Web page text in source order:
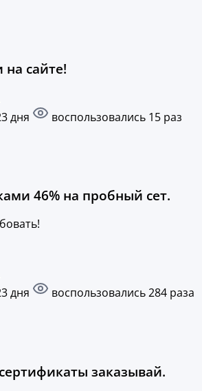
сайте!
дня
воспользовались 15 раз
46% на пробный сет.
дня
воспользовались 284 раза
заказывай.